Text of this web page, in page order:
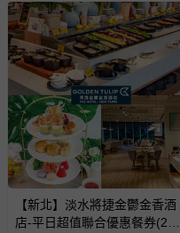
【新北】淡水將捷金鬱金香酒
店-平日超值聯合優惠餐券(2張